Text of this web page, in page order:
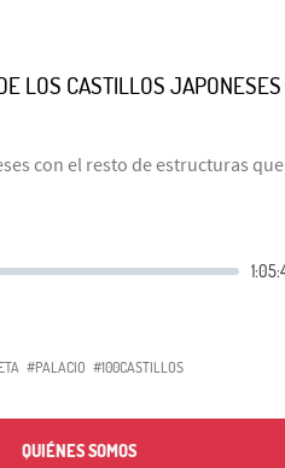
LOS CASTILLOS JAPONESES
con el resto de estructuras que
#PALACIO #100CASTILLOS
QUIÉNES SOMOS